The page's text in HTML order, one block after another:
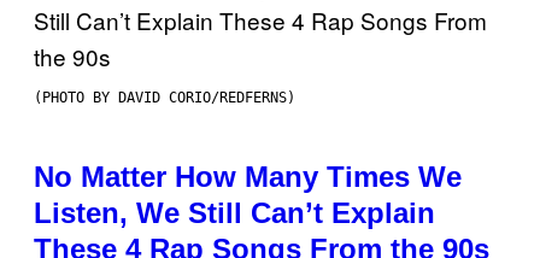
(PHOTO BY DAVID CORIO/REDFERNS)
No Matter How Many Times We
Listen, We Still Can’t Explain
These 4 Rap Songs From the 90s